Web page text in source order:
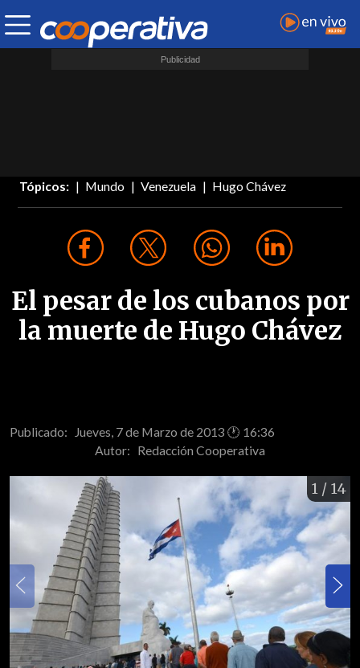
Tópicos: Mundo Venezuela Hugo Chávez
El pesar de los cubanos por
la muerte de Hugo Chávez
Publicado: Jueves, 7 de Marzo de 2013 🕐 16:36
Autor: Redacción Cooperativa
1 / 14